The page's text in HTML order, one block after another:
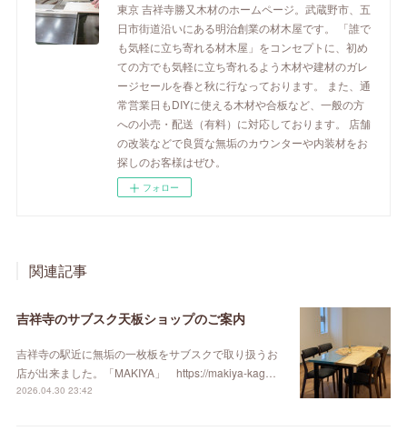
東京 吉祥寺勝又木材のホームページ。武蔵野市、五
日市街道沿いにある明治創業の材木屋です。 「誰で
も気軽に立ち寄れる材木屋」をコンセプトに、初め
ての方でも気軽に立ち寄れるよう木材や建材のガレ
ージセールを春と秋に行なっております。 また、通
常営業日もDIYに使える木材や合板など、一般の方
への小売・配送（有料）に対応しております。 店舗
の改装などで良質な無垢のカウンターや内装材をお
探しのお客様はぜひ。
フォロー
関連記事
吉祥寺のサブスク天板ショップのご案内
吉祥寺の駅近に無垢の一枚板をサブスクで取り扱うお
店が出来ました。「MAKIYA」 https://makiya-kag…
2026.04.30 23:42